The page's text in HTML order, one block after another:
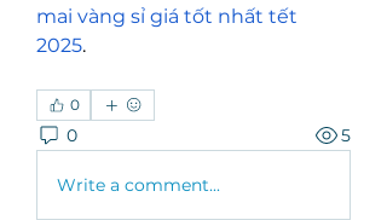
mai vàng sỉ giá tốt nhất tết
2025.
0
0 5
Write a comment...